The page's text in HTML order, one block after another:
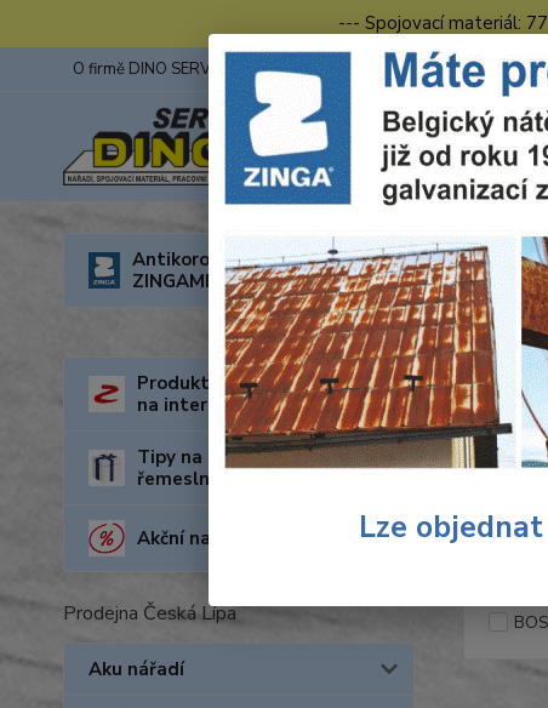
--- Spojovací materiál:
O firmě DINO SERVIS s.r.o. ZINGA Fotogalerie z výstav
Antikorozní nátěry
ZINGAMETALL
Produkty za nejnižší cenu
na internetu
Tipy na dárky pro kutily a
řemeslníky
Akční nabídka
Prodejna Česká Lípa
Aku nářadí
Úvod
Cena:
Lze